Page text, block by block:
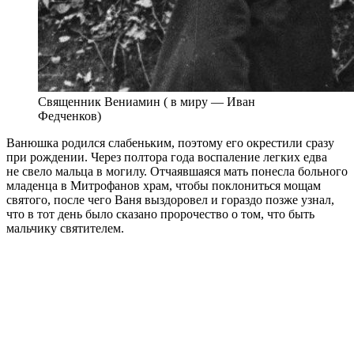
Священник Вениамин ( в миру — Иван
Федченков)
Ванюшка родился слабеньким, поэтому его окрестили сразу
при рождении. Через полтора года воспаление легких едва
не свело мальца в могилу. Отчаявшаяся мать понесла больного
младенца в Митрофанов храм, чтобы поклониться мощам
святого, после чего Ваня выздоровел и гораздо позже узнал,
что в тот день было сказано пророчество о том, что быть
мальчику святителем.